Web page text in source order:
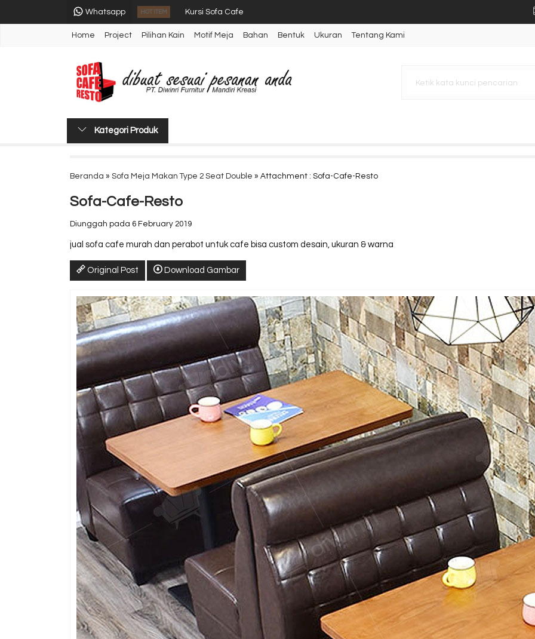
Whatsapp HOT ITEM Kursi Sofa Cafe
Sofa Cafe Minimalis Type Single
Sofa Untuk Cafe 2 Seater Kombinasi Lapisan HPL Mot
Sofa Cafe Murah Type 2 Seat Double
Home Project Pilihan Kain Motif Meja Bahan Bentuk Ukuran Tentang Kami
Kategori Produk
Beranda » Sofa Meja Makan Type 2 Seat Double » Attachment : Sofa-Cafe-Resto
Sofa-Cafe-Resto
Diunggah pada 6 February 2019
jual sofa cafe murah dan perabot untuk cafe bisa custom desain, ukuran & warna
Original Post Download Gambar